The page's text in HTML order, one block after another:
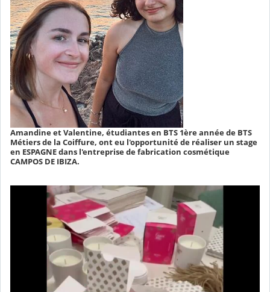
Amandine et Valentine, étudiantes en BTS 1ère année de BTS
Métiers de la Coiffure, ont eu l'opportunité de réaliser un stage
en ESPAGNE dans l'entreprise de fabrication cosmétique
CAMPOS DE IBIZA.